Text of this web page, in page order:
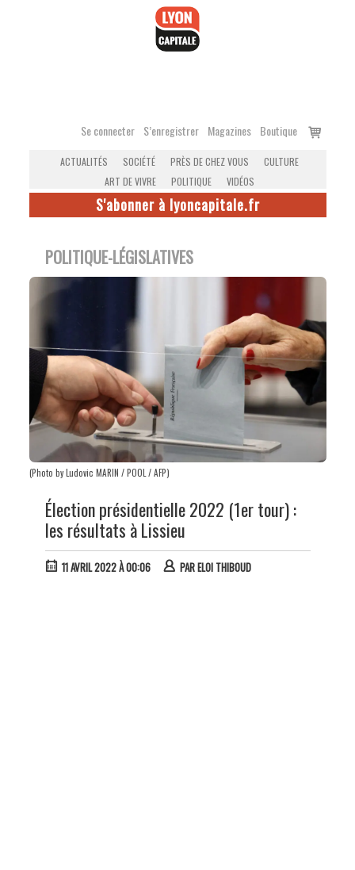
Se connecter S’enregistrer Magazines Boutique
Voir
ACTUALITÉS SOCIÉTÉ PRÈS DE CHEZ VOUS
CULTURE
ART DE VIVRE
POLITIQUE VIDÉOS
S'abonner à lyoncapitale.fr
POLITIQUE-LÉGISLATIVES
(Photo by Ludovic MARIN / POOL / AFP)
Élection présidentielle 2022 (1er tour) :
les résultats à Lissieu
11 AVRIL 2022 À 00:06 PARELOI THIBOUD